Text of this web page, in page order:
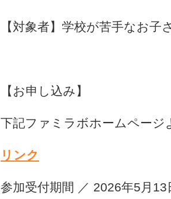
【対象者】学校が苦手なお子
【お申し込み】
下記ファミラボホームページ
リンク
参加受付期間 ／ 2026年5月13